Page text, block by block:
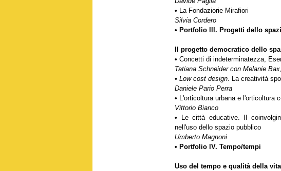
• La Fondaziorie Mirafiori
Silvia Cordero
• Portfolio lll. Progetti dello
Il progetto democratico dello
• Concetti di indeterminatezza,
Tatiana Schneider con Melanie
• Low cost design. La creatività
Daniele Pario Perra
• L'orticoltura urbana e l'orticoltura
Vittorio Bianco
•
Le città educative. Il
nell'uso dello spazio pubblico
Umberto Magnoni
• Portfolio lV. Tempo/tempi
Uso del tempo e qualità della vita